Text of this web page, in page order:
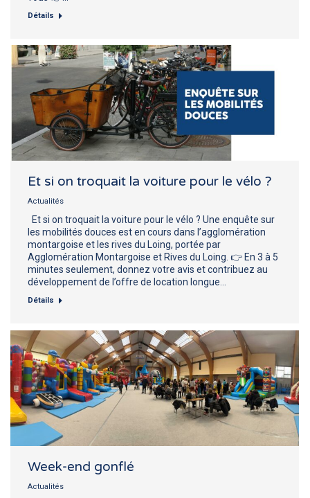
Détails
Et si on troquait la voiture pour le vélo ?
Actualités
Et si on troquait la voiture pour le vélo ? Une enquête sur
les mobilités douces est en cours dans l’agglomération
montargoise et les rives du Loing, portée par
Agglomération Montargoise et Rives du Loing. 👉 En 3 à 5
minutes seulement, donnez votre avis et contribuez au
développement de l’offre de location longue…
Détails
Week-end gonflé
Actualités